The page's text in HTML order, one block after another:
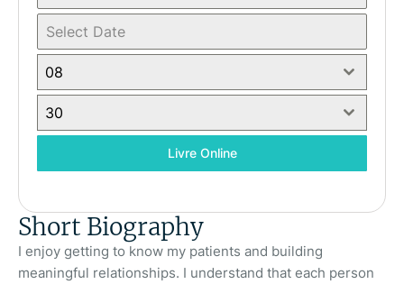
08
30
Livre Online
Short Biography
I enjoy getting to know my patients and building
meaningful relationships. I understand that each person